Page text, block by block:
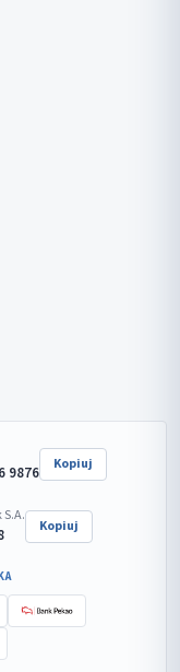
9876 Kopiuj
Kopiuj